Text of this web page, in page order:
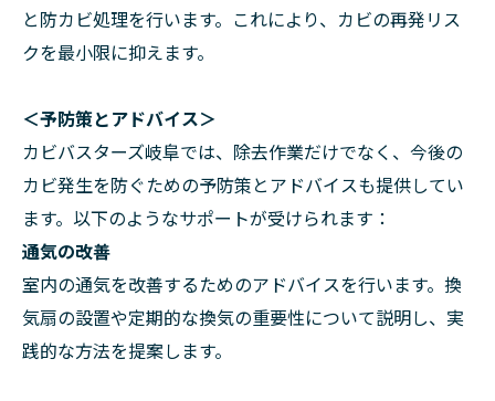
と防カビ処理を行います。これにより、カビの再発リス
クを最小限に抑えます。
＜予防策とアドバイス＞
カビバスターズ岐阜では、除去作業だけでなく、今後の
カビ発生を防ぐための予防策とアドバイスも提供してい
ます。以下のようなサポートが受けられます：
通気の改善
室内の通気を改善するためのアドバイスを行います。換
気扇の設置や定期的な換気の重要性について説明し、実
践的な方法を提案します。